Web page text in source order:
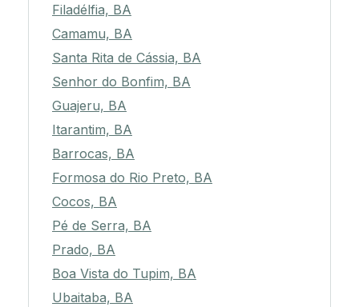
Filadélfia, BA
Camamu, BA
Santa Rita de Cássia, BA
Senhor do Bonfim, BA
Guajeru, BA
Itarantim, BA
Barrocas, BA
Formosa do Rio Preto, BA
Cocos, BA
Pé de Serra, BA
Prado, BA
Boa Vista do Tupim, BA
Ubaitaba, BA